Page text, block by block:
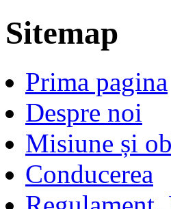
Sitemap
Prima pagina
Despre noi
Misiune și
Conducerea